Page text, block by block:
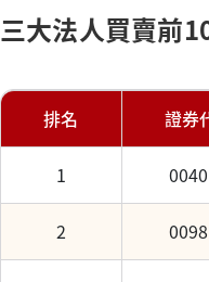
三大法人買賣前
排名 證券
1
2